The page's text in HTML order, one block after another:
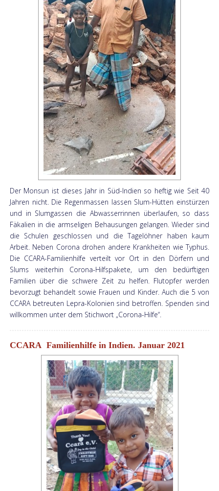
Der Monsun ist dieses Jahr in Süd-Indien so heftig wie Seit 40
Jahren nicht. Die Regenmassen lassen Slum-Hütten einstürzen
und in Slumgassen die Abwasserrinnen überlaufen, so dass
Fäkalien in die armseligen Behausungen gelangen. Wieder sind
die Schulen geschlossen und die Tagelöhner haben kaum
Arbeit. Neben Corona drohen andere Krankheiten wie Typhus.
Die CCARA-Familienhilfe verteilt vor Ort in den Dörfern und
Slums weiterhin Corona-Hilfspakete, um den bedürftigen
Familien über die schwere Zeit zu helfen. Flutopfer werden
bevorzugt behandelt sowie Frauen und Kinder. Auch die 5 von
CCARA betreuten Lepra-Kolonien sind betroffen. Spenden sind
willkommen unter dem Stichwort „Corona-Hilfe“.
CCARA Familienhilfe in Indien. Januar 2021